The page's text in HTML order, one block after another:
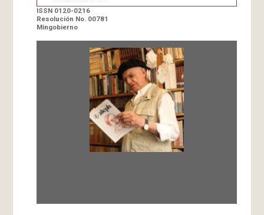
ISSN 0120-0216
Resolución No. 00781
Mingobierno